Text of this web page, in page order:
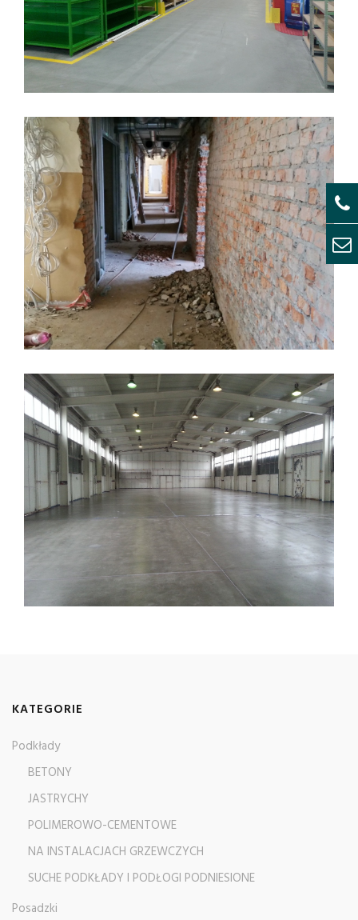
KATEGORIE
Podkłady
BETONY
JASTRYCHY
POLIMEROWO-CEMENTOWE
NA INSTALACJACH GRZEWCZYCH
SUCHE PODKŁADY I PODŁOGI PODNIESIONE
Posadzki